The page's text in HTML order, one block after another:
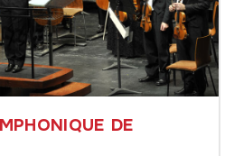
DE